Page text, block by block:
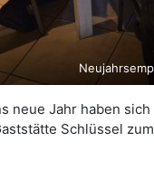
neue Jahr haben
Schlüssel